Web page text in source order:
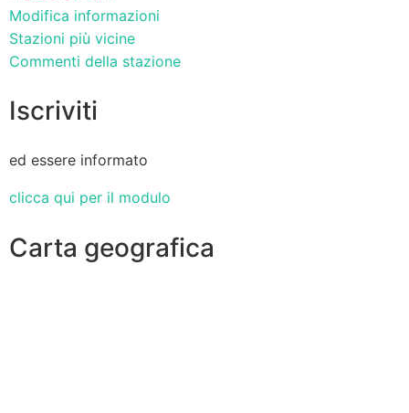
Modifica informazioni
Stazioni più vicine
Commenti della stazione
Iscriviti
ed essere informato
clicca qui per il modulo
Carta geografica